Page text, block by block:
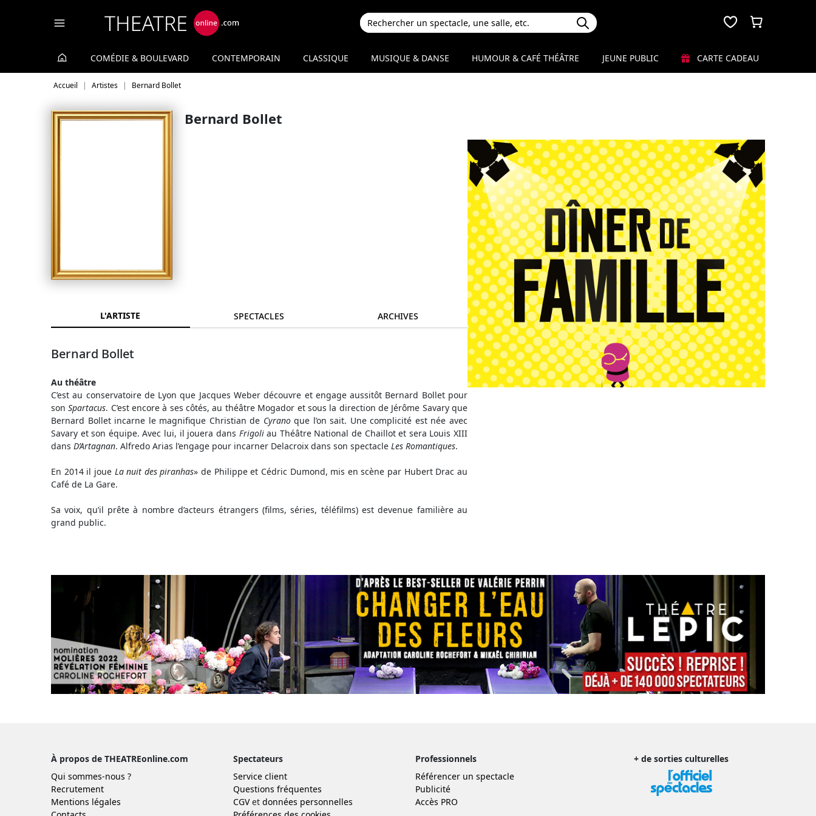
COMÉDIE & BOULEVARD CONTEMPORAIN CLASSIQUE MUSIQUE & DANSE HUMOUR & CAFÉ THÉÂTRE JEUNE PUBLIC CARTE CADEAU
Accueil Artistes Bernard Bollet
Bernard Bollet
L'ARTISTE SPECTACLES ARCHIVES
Bernard Bollet
Au théâtre
C’est au conservatoire de Lyon que Jacques Weber découvre et engage aussitôt Bernard Bollet pour
sonSpartacus. C’est encore à ses côtés, au théâtre Mogador et sous la direction de Jérôme Savary que
Bernard Bollet incarne le magnifique Christian de Cyranoque l’on sait. Une complicité est née avec
Savary et son équipe. Avec lui, il jouera dans Frigoliau Théâtre National de Chaillot et sera Louis XIII
dans D’Artagnan. Alfredo Arias l’engage pour incarner Delacroix dans son spectacle Les Romantiques.
En 2014 il joue La nuit des piranhas» de Philippe et Cédric Dumond, mis en scène par Hubert Drac au
Café de La Gare.
Sa voix, qu’il prête à nombre d’acteurs étrangers (films, séries, téléfilms) est devenue familière au
grand public.
À propos de THEATREonline.com
Qui sommes-nous ?
Recrutement
Mentions légales
Spectateurs
Service client
Questions fréquentes
CGVet données personnelles
Professionnels
Référencer un spectacle
Publicité
Accès PRO
+ de sorties culturelles